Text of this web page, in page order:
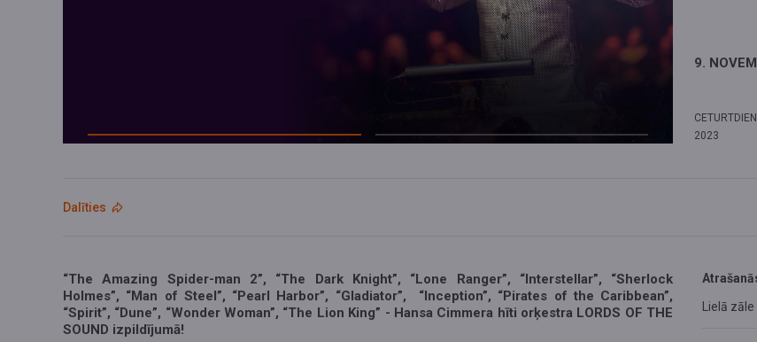
9.
2023
Dalīties
“The Amazing Spider-man 2”, “The Dark Knight”, “Lone Ranger”, “Interstellar”, “Sherlock
Holmes”, “Man of Steel”, “Pearl Harbor”, “Gladiator”, “Inception”, “Pirates of the Caribbean”,
“Spirit”, “Dune”, “Wonder Woman”, “The Lion King” - Hansa Cimmera hīti orķestra LORDS OF THE
SOUND izpildījumā!
Lielā zāle